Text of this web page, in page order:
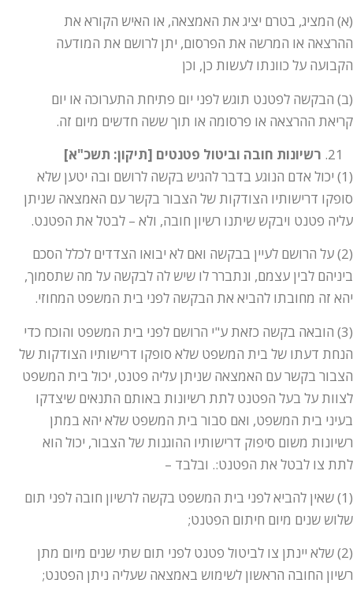
(א) המציג, בטרם יציג את האמצאה, או האיש הקורא את
ההרצאה או המרשה את הפרסום, יתן לרושם את המודעה
הקבועה על כוונתו לעשות כן, וכן
(ב) הבקשה לפטנט תוגש לפני יום פתיחת התערוכה או יום
קריאת ההרצאה או פרסומה או תוך ששה חדשים מיום זה.
רשיונות חובה וביטול פטנטים [תיקון: תשכ"א]
(1) יכול אדם הנוגע בדבר להגיש בקשה לרושם ובה יטען שלא
סופקו דרישותיו הצודקות של הצבור בקשר עם האמצאה שניתן
עליה פטנט ויבקש שיתנו רשיון חובה, ולא – לבטל את הפטנט.
(2) על הרושם לעיין בבקשה ואם לא יבואו הצדדים לכלל הסכם
ביניהם לבין עצמם, ונתברר לו שיש לה לבקשה על מה שתסמוך,
יהא זה מחובתו להביא את הבקשה לפני בית המשפט המחוזי.
(3) הובאה בקשה כזאת ע"י הרושם לפני בית המשפט והוכח כדי
הנחת דעתו של בית המשפט שלא סופקו דרישותיו הצודקות של
הצבור בקשר עם האמצאה שניתן עליה פטנט, יכול בית המשפט
לצוות על בעל הפטנט לתת רשיונות באותם התנאים שיצדקו
בעיני בית המשפט, ואם סבור בית המשפט שלא יהא במתן
רשיונות משום סיפוק דרישותיו ההוגנות של הצבור, יכול הוא
לתת צו לבטל את הפטנט:. ובלבד –
(1) שאין להביא לפני בית המשפט בקשה לרשיון חובה לפני תום
שלוש שנים מיום חיתום הפטנט;
(2) שלא יינתן צו לביטול פטנט לפני תום שתי שנים מיום מתן
רשיון החובה הראשון לשימוש באמצאה שעליה ניתן הפטנט;